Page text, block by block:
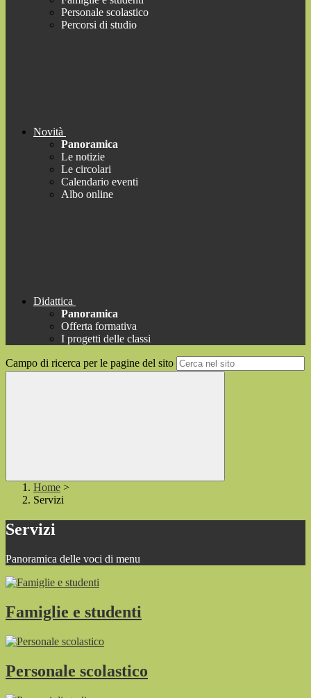
Personale scolastico
Percorsi di studio
Novità
Panoramica
Le notizie
Le circolari
Calendario eventi
Albo online
Didattica
Panoramica
Offerta formativa
I progetti delle classi
Campo di ricerca per le pagine del sito
Home >
Servizi
Servizi
Panoramica delle voci di menu
Famiglie e studenti
Personale scolastico